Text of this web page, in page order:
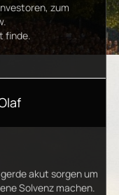
zum
finde.
akut sorgen um
Solvenz machen.